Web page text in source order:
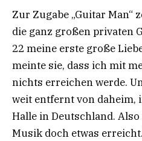
Zur Zugabe „Guitar Man“
die ganz großen privaten
22 meine erste große
meinte sie, dass ich mit
nichts erreichen werde.
weit entfernt von daheim,
Halle in Deutschland.
Musik doch etwas